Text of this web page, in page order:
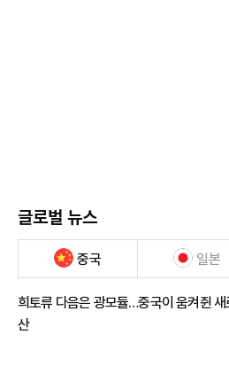
글로벌 뉴스
중국 일본
희토류 다음은 광모듈…중국이 움켜쥔 새
산